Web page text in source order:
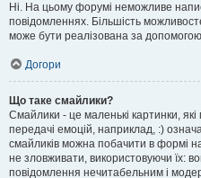
Ні. На цьому форумі неможливе
повідомленнях. Більшість
може бути реалізована за
Догори
Що таке смайлики?
Смайлики - це маленькі картинки,
передачі емоцій, наприклад, :)
смайликів можна побачити в формі
не зловживати, використовуючи їх:
повідомлення нечитабельним і